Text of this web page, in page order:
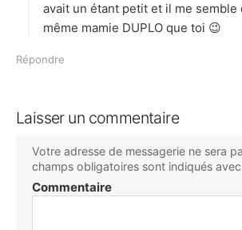
avait un étant petit et il me semble
même mamie DUPLO que toi 😉
Répondre
Laisser un commentaire
Votre adresse de messagerie ne sera
champs obligatoires sont indiqués avec
Commentaire